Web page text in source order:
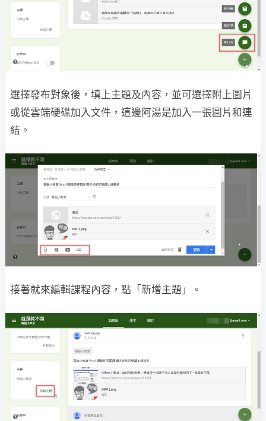
選擇發布對象後，填上主題及內容，並可選擇附上圖片
或從雲端硬碟加入文件，這邊阿湯是加入一張圖片和連
結。
接著就來編輯課程內容，點「新增主題」。